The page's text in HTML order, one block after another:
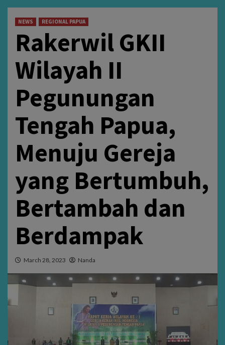
NEWS REGIONAL PAPUA
Rakerwil GKII
Wilayah II
Pegunungan
Tengah Papua,
Menuju Gereja
yang Bertumbuh,
Bertambah dan
Berdampak
March 28, 2023 Nanda